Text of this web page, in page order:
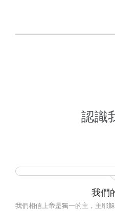
認識
我們
我們相信上帝是獨一的主，主耶